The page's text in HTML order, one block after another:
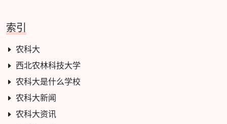
索引
农科大
西北农林科技大学
农科大是什么学校
农科大新闻
农科大资讯